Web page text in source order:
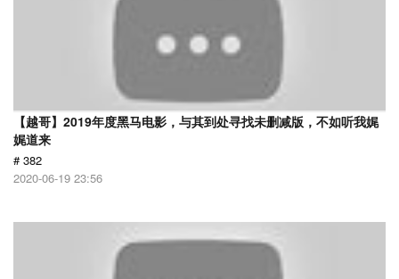
【越哥】2019年度黑马电影，与其到处寻找未删减版，不如听我娓
娓道来
# 382
2020-06-19 23:56